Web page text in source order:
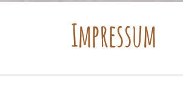
Impressum